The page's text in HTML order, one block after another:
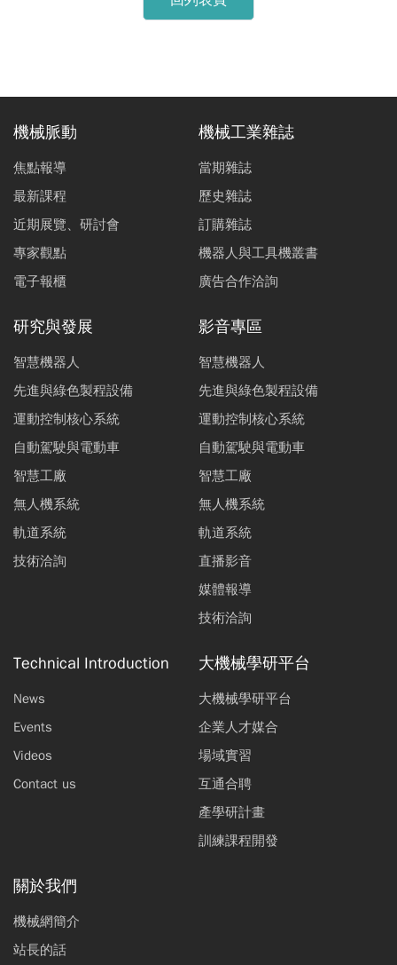
機械脈動
焦點報導
最新課程
近期展覽、研討會
專家觀點
電子報櫃
機械工業雜誌
當期雜誌
歷史雜誌
訂購雜誌
機器人與工具機叢書
廣告合作洽詢
研究與發展
智慧機器人
先進與綠色製程設備
運動控制核心系統
自動駕駛與電動車
智慧工廠
無人機系統
軌道系統
技術洽詢
影音專區
智慧機器人
先進與綠色製程設備
運動控制核心系統
自動駕駛與電動車
智慧工廠
無人機系統
軌道系統
直播影音
媒體報導
技術洽詢
Technical Introduction
News
Events
Videos
Contact us
大機械學研平台
大機械學研平台
企業人才媒合
場域實習
互通合聘
產學研計畫
訓練課程開發
關於我們
機械網簡介
站長的話